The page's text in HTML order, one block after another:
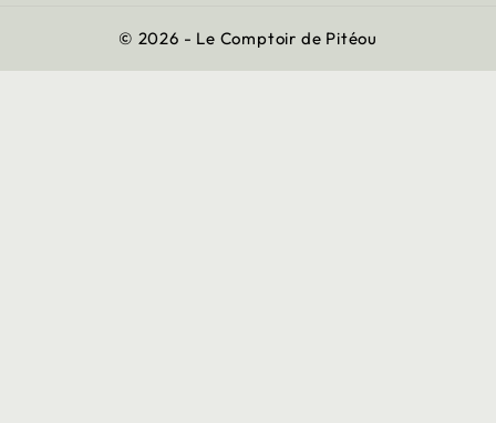
© 2026 - Le Comptoir de Pitéou